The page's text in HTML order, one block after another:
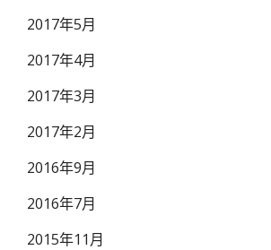
2017年5月
2017年4月
2017年3月
2017年2月
2016年9月
2016年7月
2015年11月